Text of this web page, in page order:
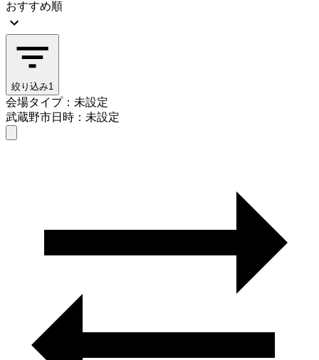
おすすめ順
絞り込み1
会場タイプ：未設定
武蔵野市日時：未設定